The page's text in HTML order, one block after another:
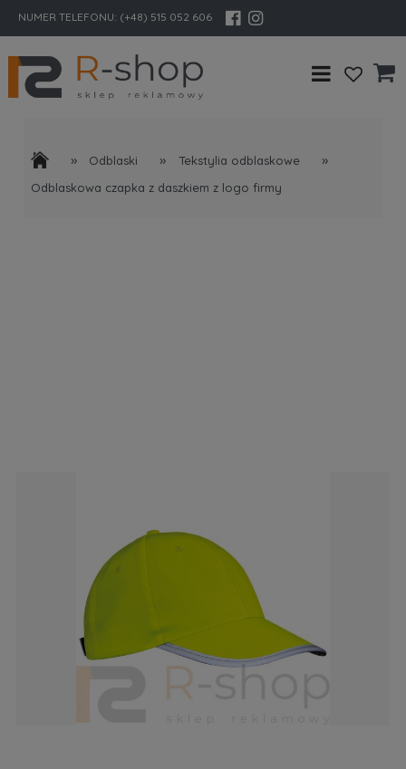
NUMER TELEFONU: (+48) 515 052 606
» Odblaski » Tekstylia odblaskowe »
Odblaskowa czapka z daszkiem z logo firmy